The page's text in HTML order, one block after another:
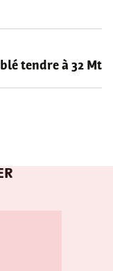
tendre à 32 Mt